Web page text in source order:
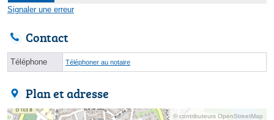
Signaler une erreur
Contact
Téléphone Téléphoner au notaire
Plan et adresse
© contributeurs OpenStreetMap